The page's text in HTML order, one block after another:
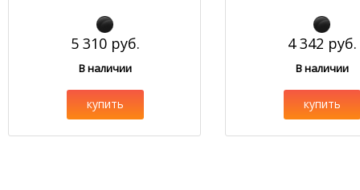
5 310 руб.
В наличии
купить
4 342 руб.
В наличии
купить